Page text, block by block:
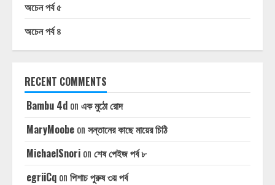
অচেন পর্ব ৫
অচেন পর্ব ৪
RECENT COMMENTS
Bambu 4d on এক মুঠো রোদ
MaryMoobe on সন্তানের কাছে মায়ের চিঠি
MichaelSnori on শেষ পেইজ পর্ব ৮
egriiCq on পিশাচ পুরুষ ৩য় পর্ব